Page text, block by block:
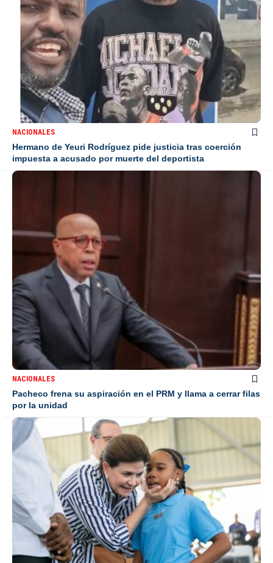
NACIONALES
Hermano de Yeuri Rodríguez pide justicia tras coerción
impuesta a acusado por muerte del deportista
NACIONALES
Pacheco frena su aspiración en el PRM y llama a cerrar filas
por la unidad